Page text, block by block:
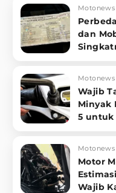
Motonews
dan
Motonews
Wajib
Minyak
5 untuk
Motonews
Motor
Wajib